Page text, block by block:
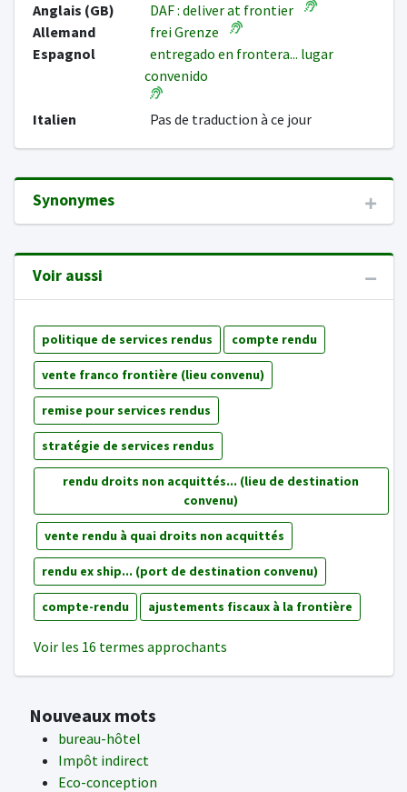
Anglais (GB)
DAF : deliver at frontier
Allemand
frei Grenze
Espagnol
entregado en frontera... lugar
convenido
Italien Pas de traduction à ce jour
Synonymes
Voir aussi
politique de services rendus compte rendu
vente franco frontière (lieu convenu)
remise pour services rendus
stratégie de services rendus
rendu droits non acquittés... (lieu de destination
convenu)
vente rendu à quai droits non acquittés
rendu ex ship... (port de destination convenu)
compte-rendu ajustements fiscaux à la frontière
Voir les 16 termes approchants
Nouveaux mots
bureau-hôtel
Impôt indirect
Eco-conception